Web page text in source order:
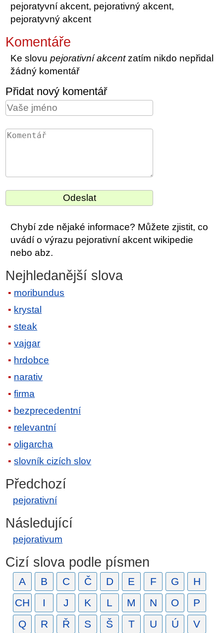
pejoratyvní akcent, pejorativný akcent,
pejoratyvný akcent
Komentáře
Ke slovupejorativní akcentzatím nikdo nepřidal
žádný komentář
Přidat nový komentář
Chybí zde nějaké informace? Můžete zjistit, co
uvádí o výrazu pejorativní akcent wikipedie
nebo abz.
Nejhledanější slova
moribundus
krystal
steak
vajgar
hrdobce
narativ
firma
bezprecedentní
relevantní
oligarcha
slovník cizích slov
Předchozí
pejorativní
Následující
pejorativum
Cizí slova podle písmen
A B C Č D E F G
H
CH
I J K L M N O
P
Q
R Ř S Š T U Ú V